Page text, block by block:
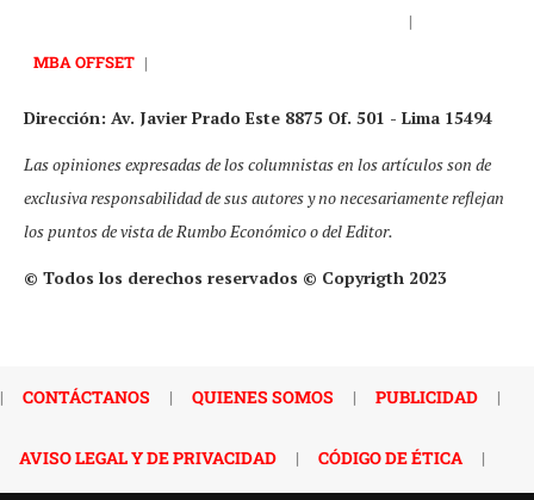
|
MBA OFFSET |
Dirección: Av. Javier Prado Este 8875 Of. 501 - Lima 15494
Las opiniones expresadas de los columnistas en los artículos son de
exclusiva responsabilidad de sus autores y no necesariamente reflejan
los puntos de vista de Rumbo Económico o del Editor.
© Todos los derechos reservados © Copyrigth 2023
| CONTÁCTANOS | QUIENES SOMOS | PUBLICIDAD |
AVISO LEGAL Y DE PRIVACIDAD | CÓDIGO DE ÉTICA |